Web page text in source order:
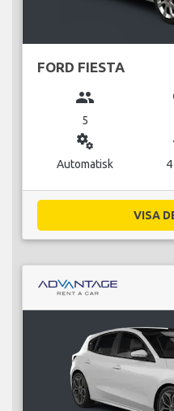
FORD FIESTA
group
5
miscellaneous_services
Automatisk
VISA